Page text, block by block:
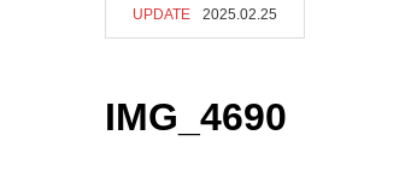
UPDATE 2025.02.25
IMG_4690